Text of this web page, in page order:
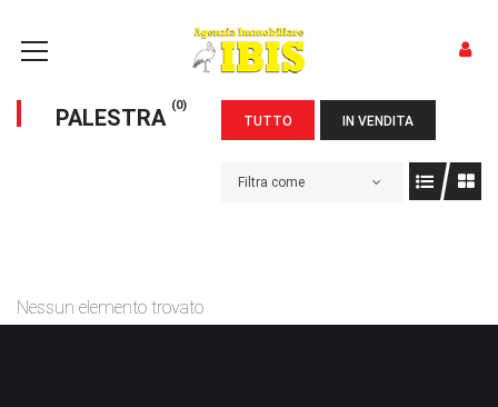
PALESTRA (0)
TUTTO IN VENDITA
Filtra come
Nessun elemento trovato